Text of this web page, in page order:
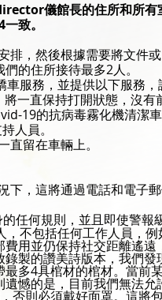
儀館長的住所和所有
致。
排，然後根據需要將文件
的住所接待最多2人。
服務，並提供以下服務
一直保持打開狀態，沒有
19的抗病毒霧化機清潔車
人員。
留在車輛上。
，這將通過電話和電子郵
任何規則，並且即使警報
不包括任何工作人員，
用並仍保持社交距離遙遠
製的讚美詩版本，我們
多4具棺材的棺材。當
憾的是，目前我們無法允
則必須戴好面罩。這將